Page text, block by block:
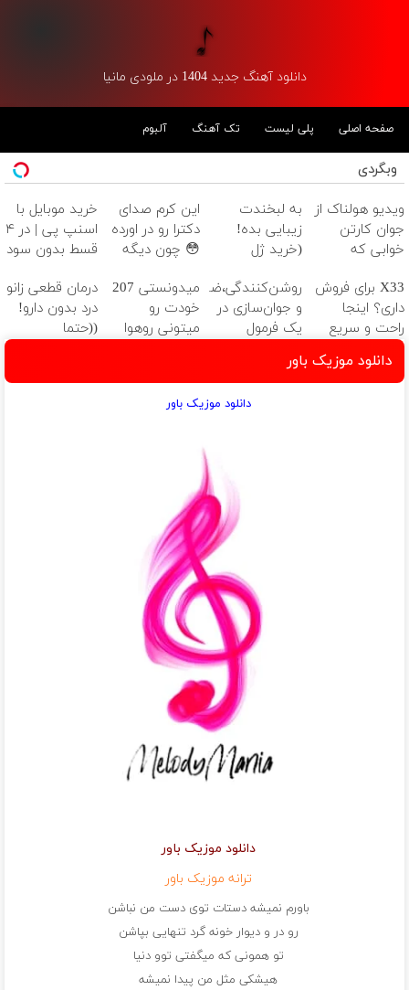
دانلود آهنگ جدید 1404 در ملودی مانیا
صفحه اصلی پلی لیست تک آهنگ آلبوم
وبگردی
ویدیو هولناک از
جوان کارتن
خوابی که
آموزش رایگان
به لبخندت
زیبایی بده!
(خرید ژل
دندان
با40%تخفیف)
این کرم صدای
دکترا رو در اورده
😳 چون دیگه
بوتاکس کنی!!!
خرید موبایل با
اسنپ پی | در ۴
قسط بدون سود
X33 برای فروش
داری؟ اینجا
راحت و سریع
بفروشش
روشن‌کنندگی،ضد‌لک
و جوان‌سازی در
یک فرمول
میدونستی 207
خودت رو
میتونی روهوا
بفروش
درمان قطعی زانو
درد بدون دارو!
((حتما
پرسش‌نامه رو پر
دانلود موزیک باور
دانلود موزیک باور
دانلود موزیک باور
ترانه موزیک باور
باورم نمیشه دستات توی دست من نباشن
رو در و دیوار خونه گرد تنهایی بپاشن
تو همونی که میگفتی توو دنیا
هیشکی مثل من پیدا نمیشه